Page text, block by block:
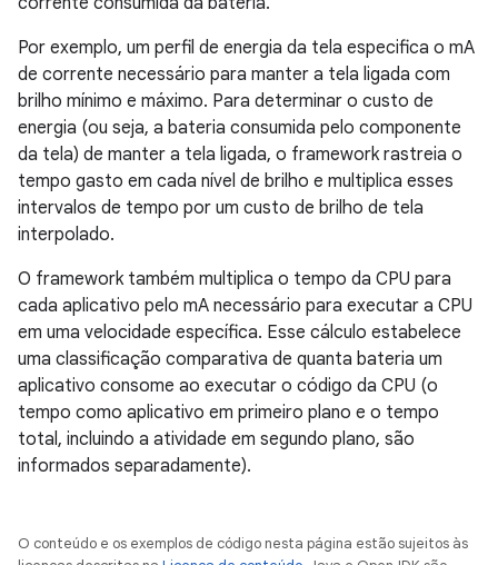
Por exemplo, um perfil de energia da tela especifica o mA
de corrente necessário para manter a tela ligada com
brilho mínimo e máximo. Para determinar o custo de
energia (ou seja, a bateria consumida pelo componente
da tela) de manter a tela ligada, o framework rastreia o
tempo gasto em cada nível de brilho e multiplica esses
intervalos de tempo por um custo de brilho de tela
interpolado.
O framework também multiplica o tempo da CPU para
cada aplicativo pelo mA necessário para executar a CPU
em uma velocidade específica. Esse cálculo estabelece
uma classificação comparativa de quanta bateria um
aplicativo consome ao executar o código da CPU (o
tempo como aplicativo em primeiro plano e o tempo
total, incluindo a atividade em segundo plano, são
informados separadamente).
O conteúdo e os exemplos de código nesta página estão sujeitos às